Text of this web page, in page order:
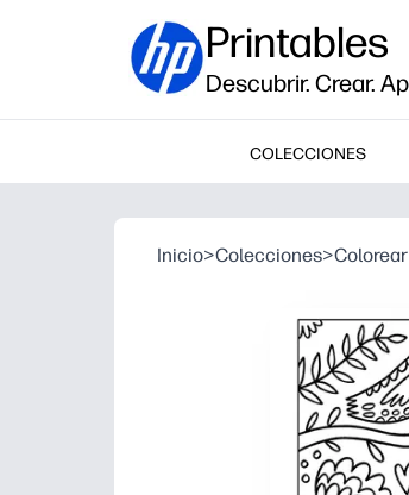
Printables
Descubrir. Crear.
COLECCIONES
Inicio>Colecciones>